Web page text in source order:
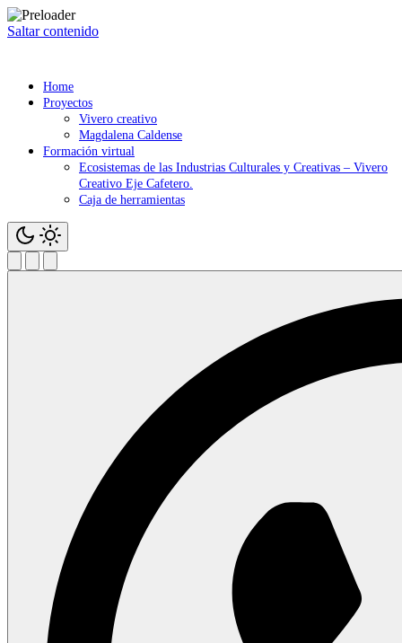
Saltar contenido
Home
Proyectos
Vivero creativo
Magdalena Caldense
Formación virtual
Ecosistemas de las Industrias Culturales y Creativas – Vivero
Creativo Eje Cafetero.
Caja de herramientas